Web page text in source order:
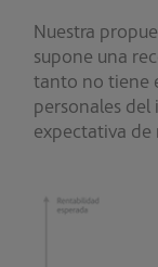
Nuestra
supone una
tanto no tiene
personales del
expectativa de